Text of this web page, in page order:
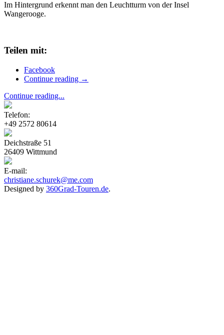
Im Hintergrund erkennt man den Leuchtturm von der Insel
Wangerooge.
Teilen mit:
Facebook
Continue reading →
Continue reading...
Telefon:
+49 2572 80614
Deichstraße 51
26409 Wittmund
E-mail:
christiane.schurek@me.com
Designed by 360Grad-Touren.de.